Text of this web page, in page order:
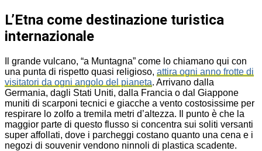
L’Etna come destinazione turistica
internazionale
Il grande vulcano, “a Muntagna” come lo chiamano qui con
una punta di rispetto quasi religioso, attira ogni anno frotte di
visitatori da ogni angolo del pianeta. Arrivano dalla
Germania, dagli Stati Uniti, dalla Francia o dal Giappone
muniti di scarponi tecnici e giacche a vento costosissime per
respirare lo zolfo a tremila metri d’altezza. Il punto è che la
maggior parte di questo flusso si concentra sui soliti versanti
super affollati, dove i parcheggi costano quanto una cena e i
negozi di souvenir vendono ninnoli di plastica scadente.